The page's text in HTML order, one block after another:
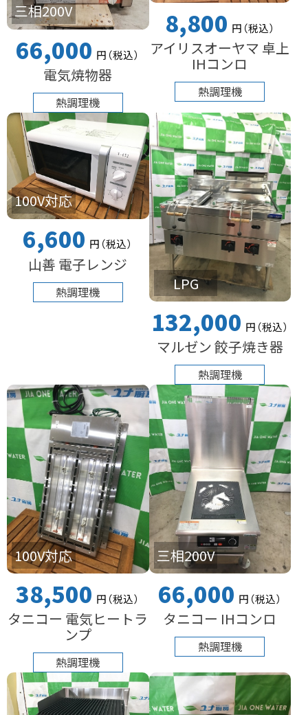
三相200V
66,000 円（税込）
電気焼物器
熱調理機
8,800 円（税込）
アイリスオーヤマ 卓上
IHコンロ
熱調理機
100V対応
6,600 円（税込）
山善 電子レンジ
熱調理機 LPG
132,000 円（税込）
マルゼン 餃子焼き器
熱調理機
100V対応
38,500 円（税込）
タニコー 電気ヒートラ
ンプ
熱調理機
三相200V
66,000 円（税込）
タニコー IHコンロ
熱調理機